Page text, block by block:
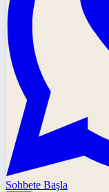
Sohbete Başla